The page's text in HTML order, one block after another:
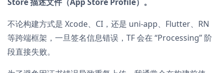
不论构建方式是 Xcode、CI，还是 uni-app、Flutter、RN
等跨端框架，一旦签名信息错误，TF 会在 “Processing” 阶
段直接失败。